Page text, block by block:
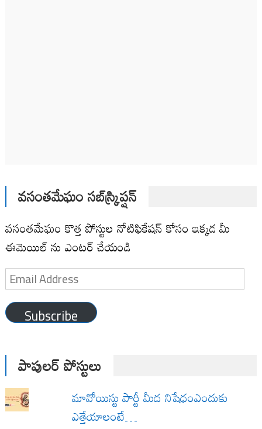
వసంతమేఘం సబ్‌స్క్రిప్షన్
వసంతమేఘం కొత్త పోస్టుల నోటిఫికేషన్ కోసం ఇక్కడ మీ
ఈమెయిల్ ను ఎంటర్ చేయండి
Email
Address
Subscribe
పాపులర్ పోస్టులు
మావోయిస్టు పార్టీ మీద నిషేధంఎందుకు
ఎత్తేయాలంటే…